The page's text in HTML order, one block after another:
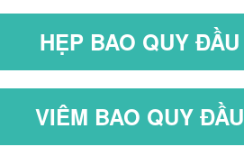
HẸP BAO QUY ĐẦU
VIÊM BAO QUY ĐẦU